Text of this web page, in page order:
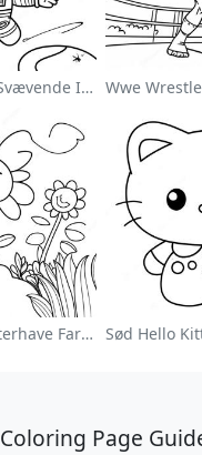
Sød Astronaut Svævende I Rummet Farvelægningsside
Farverig Blomsterhave Farvelægningsside
Coloring Page